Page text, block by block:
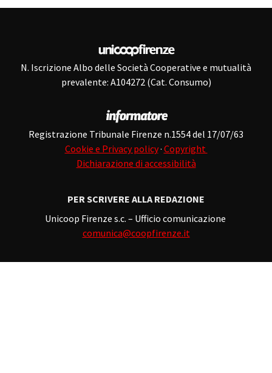
N. Iscrizione Albo delle Società Cooperative e mutualità
prevalente: A104272 (Cat. Consumo)
Registrazione Tribunale Firenze n.1554 del 17/07/63
Cookie e Privacy policy· Copyright
Dichiarazione di accessibilità
PER SCRIVERE ALLA REDAZIONE
Unicoop Firenze s.c. – Ufficio comunicazione
comunica@coopfirenze.it